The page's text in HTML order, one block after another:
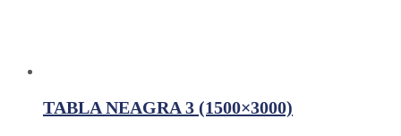
TABLA NEAGRA 3 (1500×3000)